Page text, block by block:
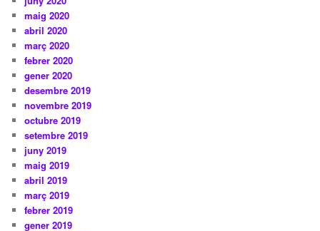
maig 2020
abril 2020
març 2020
febrer 2020
gener 2020
desembre 2019
novembre 2019
octubre 2019
setembre 2019
juny 2019
maig 2019
abril 2019
març 2019
febrer 2019
gener 2019